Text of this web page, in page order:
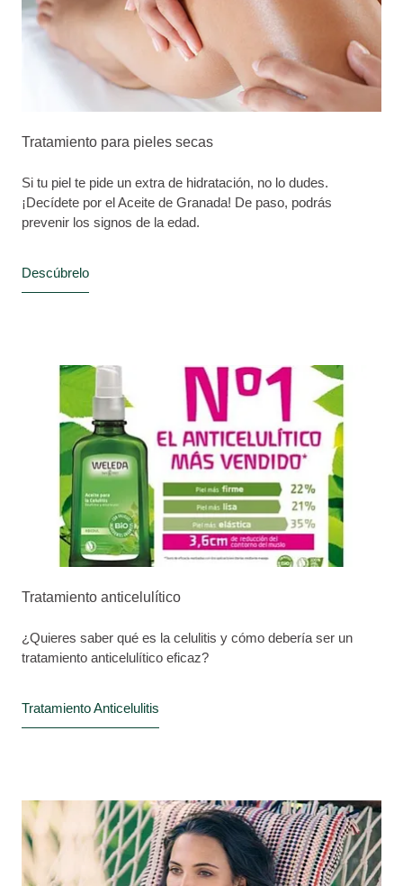
Tratamiento para pieles secas
Si tu piel te pide un extra de hidratación, no lo dudes.
¡Decídete por el Aceite de Granada! De paso, podrás
prevenir los signos de la edad.
Descúbrelo
Tratamiento anticelulítico
¿Quieres saber qué es la celulitis y cómo debería ser un
tratamiento anticelulítico eficaz?
Tratamiento Anticelulitis